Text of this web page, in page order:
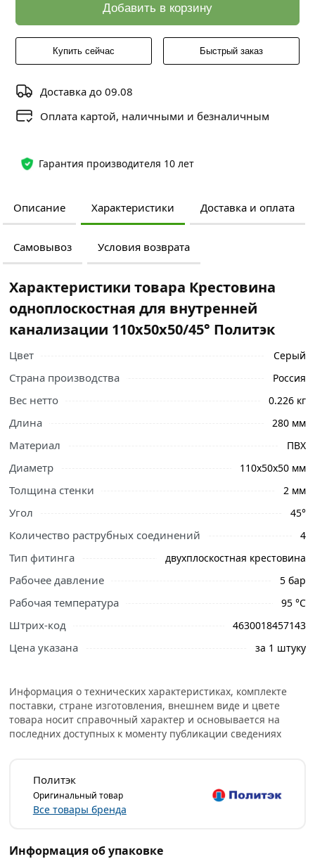
Гарантия производителя 10 лет
Добавить в корзину
Купить сейчас Быстрый заказ
Доставка до 09.08
Оплата картой, наличными и безналичным
Описание Характеристики Доставка и оплата
Самовывоз Условия возврата
Ознакомьтесь с подробными характеристиками,
описанием и отзывами о товаре, чтобы сделать
правильный выбор и заказать онлайн. Наши
профессиональные менеджеры обработают заказ и
или самовывоза.
одноплоскостная для внутренней канализации
трубы и фитинги внутренние
и области.
Характеристики товара Крестовина
одноплоскостная для внутренней
канализации 110х50х50/45° Политэк
Цвет Серый
Страна производства Россия
Вес нетто 0.226 кг
Длина 280 мм
Материал ПВХ
Диаметр 110х50х50 мм
Толщина стенки 2 мм
Угол 45°
Количество раструбных соединений 4
Тип фитинга двухплоскостная крестовина
Рабочее давление 5 бар
Рабочая температура 95 °C
Штрих-код 4630018457143
Цена указана за 1 штуку
Информация о технических характеристиках, комплекте
поставки, стране изготовления, внешнем виде и цвете
товара носит справочный характер и основывается на
последних доступных к моменту публикации сведениях
Политэк
Оригинальный товар
Все товары бренда
Информация об упаковке